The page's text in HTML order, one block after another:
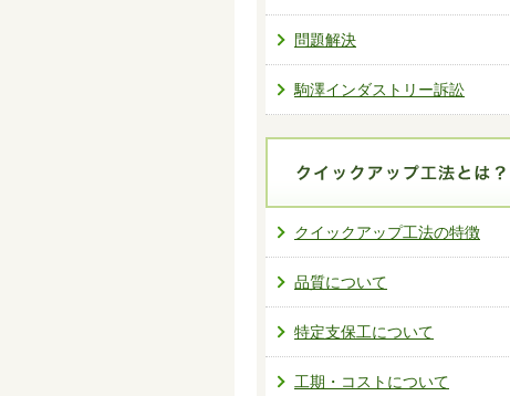
問題解決
駒澤インダストリー訴訟
クイックアップ工法の特徴
品質について
特定支保工について
工期・コストについて